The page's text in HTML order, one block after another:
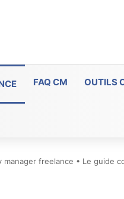
FAQ CM OUTILS
manager freelance • Le guide